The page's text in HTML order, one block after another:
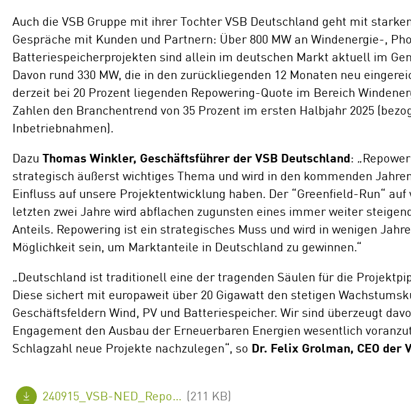
Auch die VSB Gruppe mit ihrer Tochter VSB Deutschland geht mit
Gespräche mit Kunden und Partnern: Über 800 MW an Windenergie-,
Batteriespeicherprojekten sind allein im deutschen Markt aktuell im
Davon rund 330 MW, die in den zurückliegenden 12 Monaten neu
derzeit bei 20 Prozent liegenden Repowering-Quote im Bereich
Zahlen den Branchentrend von 35 Prozent im ersten Halbjahr 2025
Inbetriebnahmen).
Dazu Thomas Winkler, Geschäftsführer der VSB Deutschland:
strategisch äußerst wichtiges Thema und wird in den kommenden
Einfluss auf unsere Projektentwicklung haben. Der “Greenfield-Run“
letzten zwei Jahre wird abflachen zugunsten eines immer weiter
Anteils. Repowering ist ein strategisches Muss und wird in wenigen
Möglichkeit sein, um Marktanteile in Deutschland zu gewinnen.“
„Deutschland ist traditionell eine der tragenden Säulen für die
Diese sichert mit europaweit über 20 Gigawatt den stetigen
Geschäftsfeldern Wind, PV und Batteriespeicher. Wir sind überzeugt
Engagement den Ausbau der Erneuerbaren Energien wesentlich
Schlagzahl neue Projekte nachzulegen“, so Dr. Felix Grolman, CEO der
240915_VSB-NED_Repowering-800MW-Genehmigungen_FINAL_de.pdf (211 KB)